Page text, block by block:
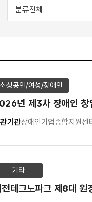
소상공인/여성/장애인
년 제3차 장애인 창
기관장애인기업종합지원센
기타
전테크노파크 제8대 원